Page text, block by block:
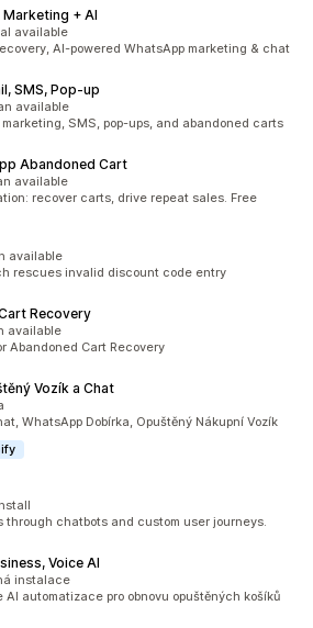
+ AI
78
available
AI-powered WhatsApp marketing & chat
SMS, Pop‑up
10
available
SMS, pop-ups, and abandoned carts
Abandoned Cart
15
available
recover carts, drive repeat sales. Free
5
available
rescues invalid discount code entry
Recovery
7
available
Abandoned Cart Recovery
Vozík a Chat
55
WhatsApp Dobírka, Opuštěný Nákupní Vozík
2
through chatbots and custom user journeys.
Voice AI
2
instalace
AI automatizace pro obnovu opuštěných košíků